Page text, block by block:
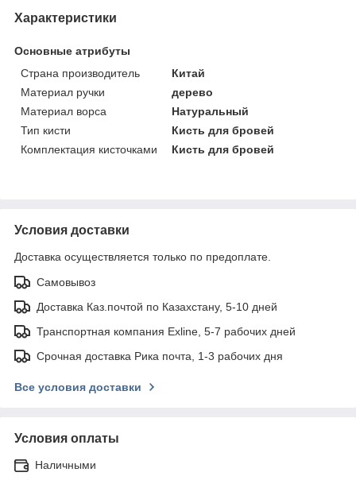
Характеристики
Основные атрибуты
Страна производитель
Китай
Материал ручки
дерево
Материал ворса
Натуральный
Тип кисти
Кисть для бровей
Комплектация кисточками
Кисть для бровей
Условия доставки
Доставка осуществляется только по предоплате.
Самовывоз
Доставка Каз.почтой по Казахстану, 5-10 дней
Транспортная компания Exline, 5-7 рабочих дней
Срочная доставка Рика почта, 1-3 рабочих дня
Все условия доставки
Условия оплаты
Наличными